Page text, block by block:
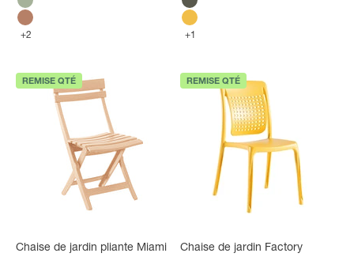
Vert tender
Terracotta
+2
Green forest
Jaune Indien
+1
REMISE QTÉ
Chaise de jardin pliante Miami
REMISE QTÉ
Chaise de jardin Factory